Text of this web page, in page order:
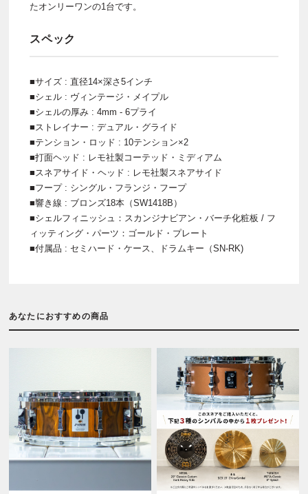
たオンリーワンの1台です。
スペック
■サイズ : 直径14×深さ5インチ
■シェル : ヴィンテージ・メイプル
■シェルの厚み : 4mm - 6プライ
■ストレイナー : デュアル・グライド
■テンション・ロッド : 10テンション×2
■打面ヘッド : レモ社製コーテッド・ミディアム
■スネアサイド・ヘッド : レモ社製スネアサイド
■フープ : シングル・フランジ・フープ
■響き線 : ブロンズ18本（SW1418B）
■シェルフィニッシュ：スカンジナビアン・バーチ化粧板 / フ
ィッティング・パーツ：ゴールド・プレート
■付属品 : セミハード・ケース、ドラムキー（SN-RK)
あなたにおすすめの商品